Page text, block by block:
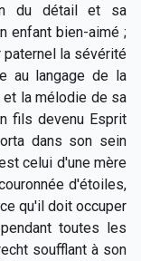
du détail et sa
enfant bien-aimé ;
paternel la sévérité
au langage de la
et la mélodie de sa
fils devenu Esprit
dans son sein
celui d'une mère
d'étoiles,
qu'il doit occuper
toutes les
soufflant à son